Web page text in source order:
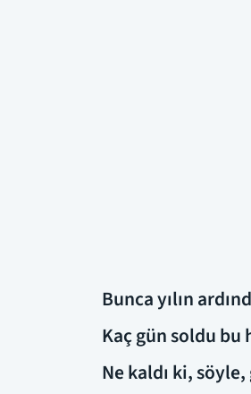
Bunca yılın
Kaç gün soldu bu
Ne kaldı ki,